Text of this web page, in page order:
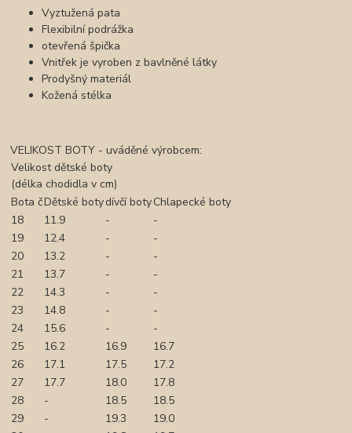
Vyztužená pata
Flexibilní podrážka
otevřená špička
Vnitřek je vyroben z bavlněné látky
Prodyšný materiál
Kožená stélka
VELIKOST BOTY - uváděné výrobcem:
Velikost dětské boty
(délka chodidla v cm)
Bota čDětské botydívčí botyChlapecké boty
18
11.9 -
-
19
12.4 -
-
20
13.2 -
-
21
13.7 -
-
22
14.3 -
-
23
14.8 -
-
24
15.6 -
-
25
16.2 16.9
16.7
26
17.1 17.5
17.2
27
17.7 18.0
17.8
28
- 18.5
18.5
29
- 19.3
19.0